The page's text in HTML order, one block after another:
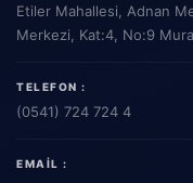
Etiler Mahallesi, Adnan
Merkezi, Kat:4, No:9
TELEFON :
(0541) 724 724 4
EMAIL :